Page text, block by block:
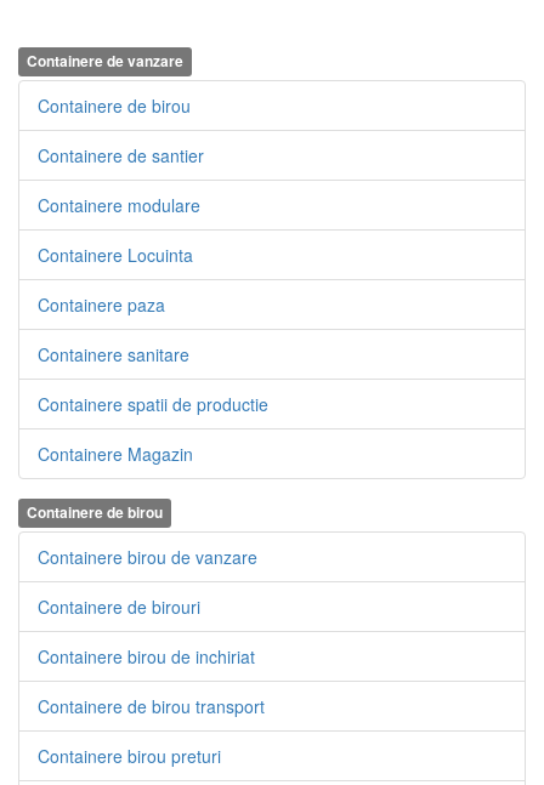
Containere de vanzare
Containere de birou
Containere de santier
Containere modulare
Containere Locuinta
Containere paza
Containere sanitare
Containere spatii de productie
Containere Magazin
Containere de birou
Containere birou de vanzare
Containere de birouri
Containere birou de inchiriat
Containere de birou transport
Containere birou preturi